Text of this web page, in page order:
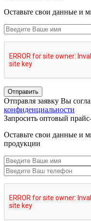
Оставьте свои данные и
Отправить
Отправля заявку Вы
конфиденциальности
Запросить оптовый
Оставьте свои данные и
продукции